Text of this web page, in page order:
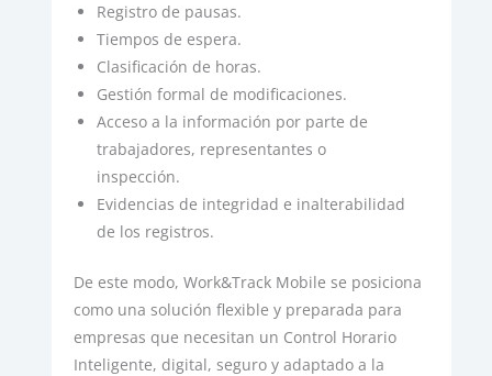
Registro de pausas.
Tiempos de espera.
Clasificación de horas.
Gestión formal de modificaciones.
Acceso a la información por parte de
trabajadores, representantes o
inspección.
Evidencias de integridad e inalterabilidad
de los registros.
De este modo, Work&Track Mobile se posiciona
como una solución flexible y preparada para
empresas que necesitan un Control Horario
Inteligente, digital, seguro y adaptado a la